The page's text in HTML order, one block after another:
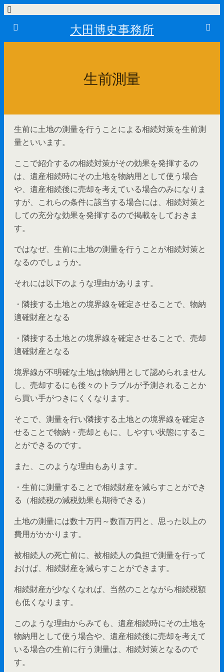
大田博史事務所
生前測量
生前に土地の測量を行うことによる相続対策を生前測
量といいます。
ここで紹介するの相続対策がその効果を発揮するの
は、遺産相続時にその土地を物納用として使う場合
や、遺産相続後に売却を考えている場合のみになりま
すが、これらの条件に該当する場合には、相続対策と
しての充分な効果を発揮するので掲載をしておきま
す。
ではなぜ、生前に土地の測量を行うことが相続対策と
なるのでしょうか。
それには以下のような理由があります。
・隣接する土地との境界線を確定させることで、物納
適確財産となる
・隣接する土地との境界線を確定させることで、売却
適確財産となる
境界線が不明確な土地は物納用として認められません
し、売却するにも後々のトラブルが予測されることか
ら買い手がつきにくくなります。
そこで、測量を行い隣接する土地との境界線を確定さ
せることで物納・売却ともに、しやすい状態にするこ
とができるのです。
また、このような理由もあります。
・生前に測量することで相続財産を減らすことができ
る（相続税の減税効果も期待できる）
土地の測量には数十万円～数百万円と、思った以上の
費用がかかります。
被相続人の死亡前に、被相続人の負担で測量を行って
おけば、相続財産を減らすことができます。
相続財産が少なくなれば、当然のことながら相続税額
も低くなります。
このような理由からみても、遺産相続時にその土地を
物納用として使う場合や、遺産相続後に売却を考えて
いる場合の生前に行う測量は、相続対策となるので
す。